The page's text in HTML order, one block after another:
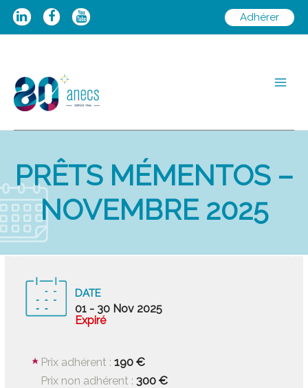
Aller
Adhérer
PRÊTS MÉMENTOS –
NOVEMBRE 2025
DATE
01 - 30 Nov 2025
Expiré
Prix adhérent :190 €
Prix non adhérent :300 €